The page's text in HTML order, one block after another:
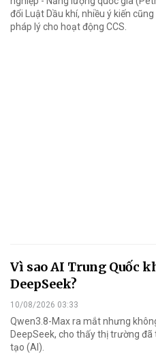
đổi Luật Dầu khí, nhiều ý kiến
pháp lý cho hoạt động CCS.
Vì sao AI Trung Quốc
DeepSeek?
10/08/2026 03:33
Qwen3.8-Max ra mắt nhưng
DeepSeek, cho thấy thị trường
tạo (AI).